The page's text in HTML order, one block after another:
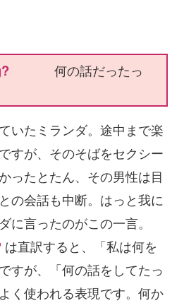
何の話だったっ
いたミランダ。途中まで楽
すが、そのそばをセクシー
ったとたん、その男性は目
の会話も中断。はっと我に
に言ったのがこの一言。
は直訳すると、「私は何を
すが、「何の話をしてたっ
く使われる表現です。何か